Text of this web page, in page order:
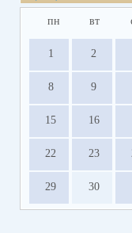
пн вт
1 2
8 9
15 16
22 23
29 30